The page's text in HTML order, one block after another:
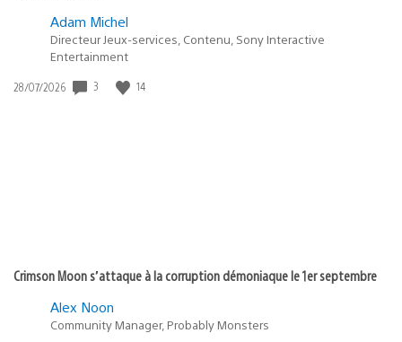
Adam Michel
Directeur Jeux-services, Contenu, Sony Interactive
Entertainment
Date
28/07/2026 3 14
Crimson Moon s’attaque à la corruption démoniaque le 1er septembre
Alex Noon
Community Manager, Probably Monsters